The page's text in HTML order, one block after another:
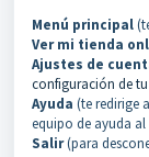
Menú principal
Ver mi tienda
Ajustes de
configuración de
Ayuda (te redirige
equipo de ayuda al
Salir(para